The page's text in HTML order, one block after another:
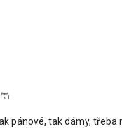
pánové, tak dámy,